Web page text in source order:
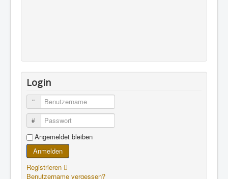
Login
Benutzername
Passwort
Angemeldet bleiben
Anmelden
Registrieren
Benutzername vergessen?